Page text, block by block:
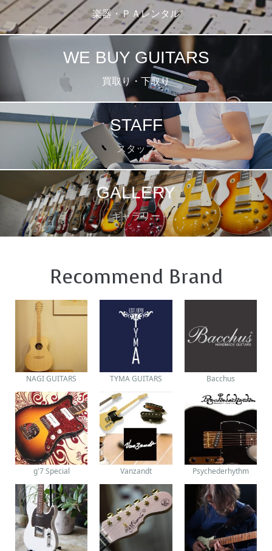
楽器・ＰＡレンタル
WE BUY GUITARS
買取り・下取り
STAFF
スタッフ
GALLERY
ギャラリー
Recommend Brand
NAGI GUITARS TYMA GUITARS Bacchus
g'7 Special Vanzandt Psychederhythm